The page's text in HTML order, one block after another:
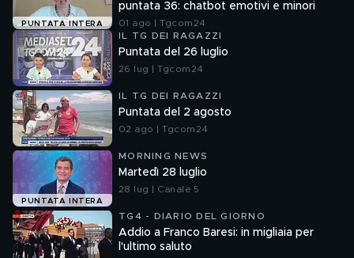
PUNTATA INTERA
puntata 36: chatbot emotivi e minori
01 ago | Tgcom24
IL TG DEI RAGAZZI
Puntata del 26 luglio
26 lug | Tgcom24
IL TG DEI RAGAZZI
Puntata del 2 agosto
02 ago | Tgcom24
PUNTATA INTERA
MORNING NEWS
Martedì 28 luglio
28 lug | Canale 5
TG4 - DIARIO DEL GIORNO
Addio a Franco Baresi: in migliaia per
l'ultimo saluto